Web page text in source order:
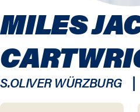
MILES
S.OLIVER WÜRZBURG |